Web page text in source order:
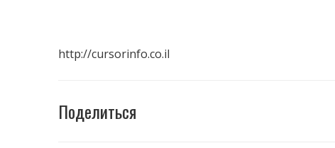
http://cursorinfo.co.il
Поделиться